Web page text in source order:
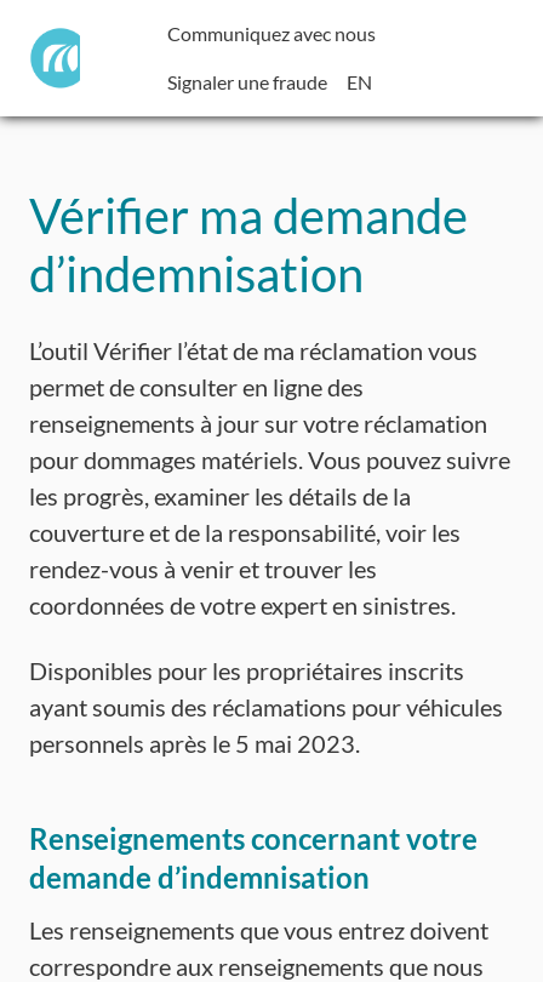
Communiquez avec nous
Signaler une fraude EN
Vérifier ma demande
d’indemnisation
L’outil Vérifier l’état de ma réclamation vous
permet de consulter en ligne des
renseignements à jour sur votre réclamation
pour dommages matériels. Vous pouvez suivre
les progrès, examiner les détails de la
couverture et de la responsabilité, voir les
rendez-vous à venir et trouver les
coordonnées de votre expert en sinistres.
Disponibles pour les propriétaires inscrits
ayant soumis des réclamations pour véhicules
personnels après le 5 mai 2023.
Renseignements concernant votre
demande d’indemnisation
Les renseignements que vous entrez doivent
correspondre aux renseignements que nous